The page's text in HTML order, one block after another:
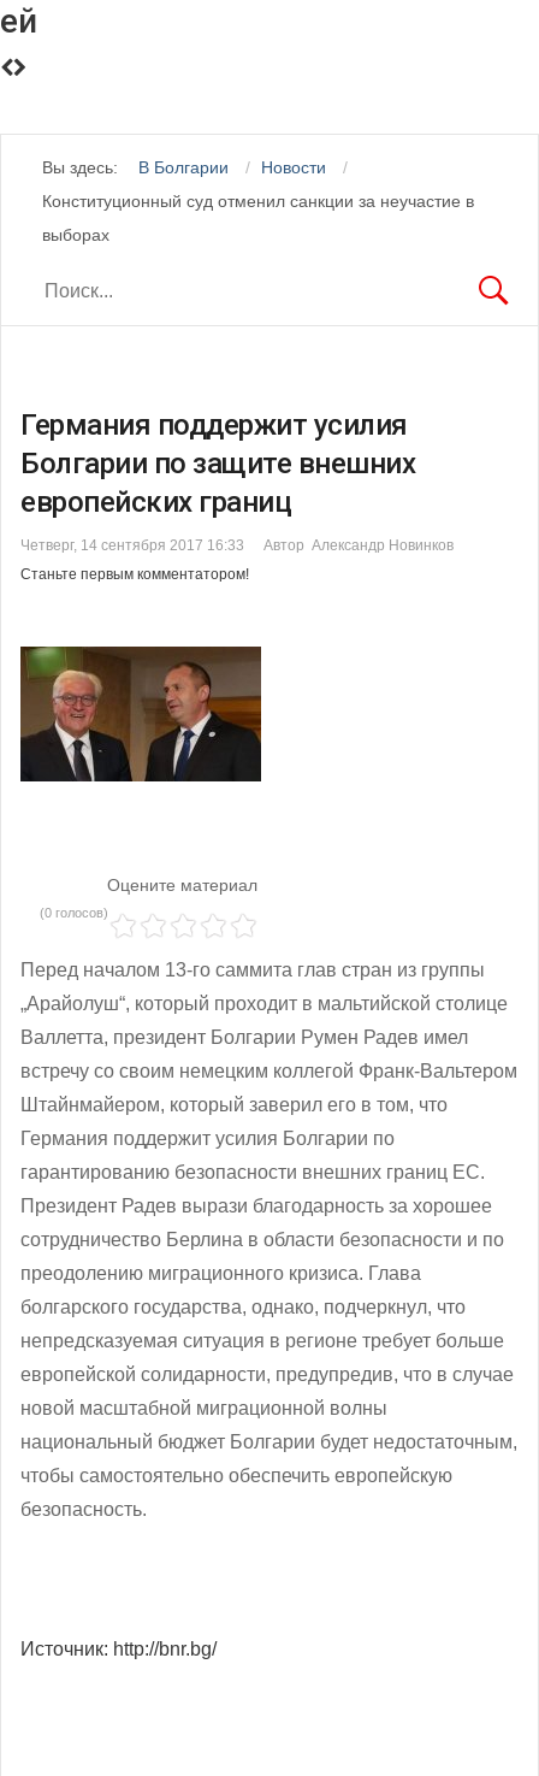
ей
Вы здесь: В Болгарии
Новости
Конституционный суд отменил санкции за неучастие в
выборах
Германия поддержит усилия
Болгарии по защите внешних
европейских границ
Четверг, 14 сентября 2017 16:33
Автор Александр Новинков
Станьте первым комментатором!
Оцените материал
(0 голосов)
Перед началом 13-го саммита глав стран из группы
„Арайолуш“, который проходит в мальтийской столице
Валлетта, президент Болгарии Румен Радев имел
встречу со своим немецким коллегой Франк-Вальтером
Штайнмайером, который заверил его в том, что
Германия поддержит усилия Болгарии по
гарантированию безопасности внешних границ ЕС.
Президент Радев вырази благодарность за хорошее
сотрудничество Берлина в области безопасности и по
преодолению миграционного кризиса. Глава
болгарского государства, однако, подчеркнул, что
непредсказуемая ситуация в регионе требует больше
европейской солидарности, предупредив, что в случае
новой масштабной миграционной волны
национальный бюджет Болгарии будет недостаточным,
чтобы самостоятельно обеспечить европейскую
безопасность.
Источник: http://bnr.bg/